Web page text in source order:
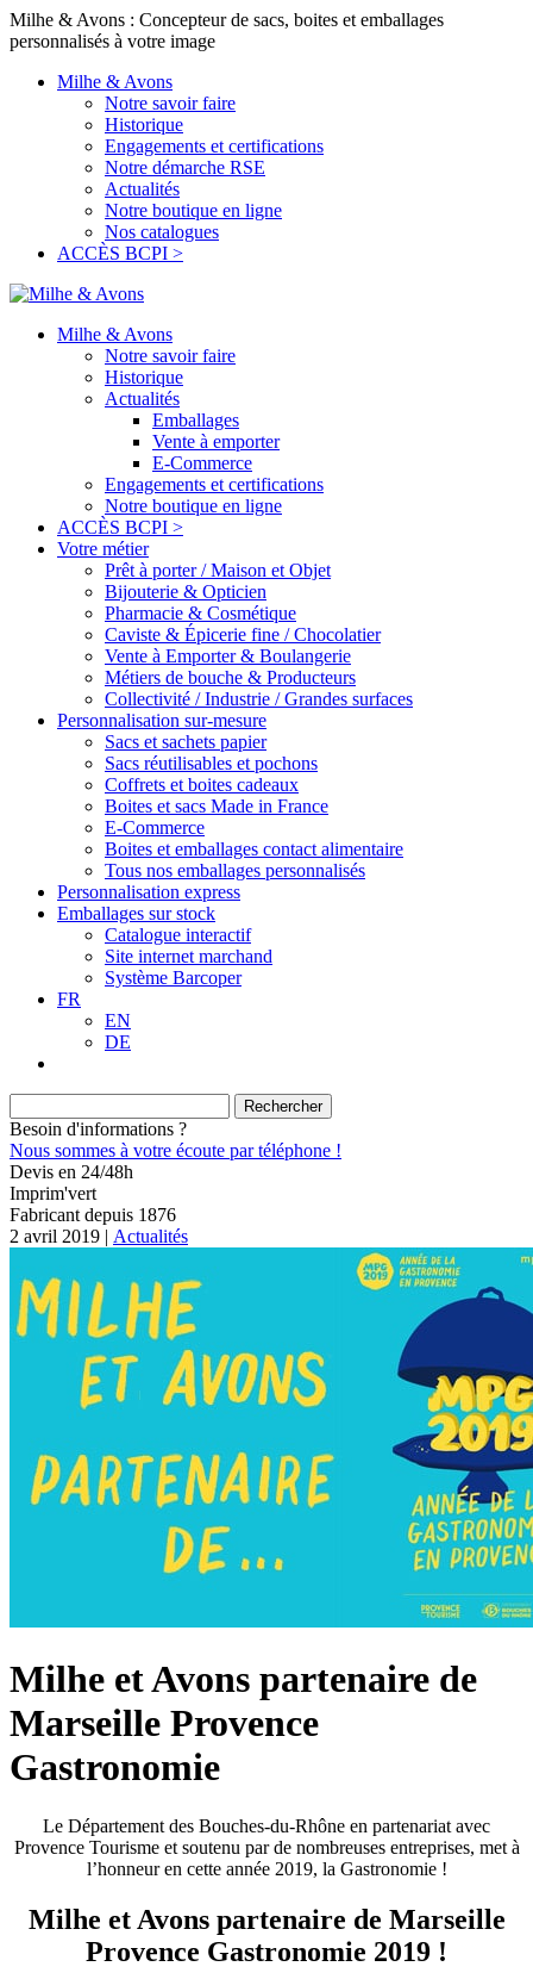
Milhe & Avons : Concepteur de sacs, boites et emballages
personnalisés à votre image
Milhe & Avons
Notre savoir faire
Historique
Engagements et certifications
Notre démarche RSE
Actualités
Notre boutique en ligne
Nos catalogues
ACCÈS BCPI >
Milhe & Avons
Notre savoir faire
Historique
Actualités
Emballages
Vente à emporter
E-Commerce
Engagements et certifications
Notre boutique en ligne
ACCÈS BCPI >
Votre métier
Prêt à porter / Maison et Objet
Bijouterie & Opticien
Pharmacie & Cosmétique
Caviste & Épicerie fine / Chocolatier
Vente à Emporter & Boulangerie
Métiers de bouche & Producteurs
Collectivité / Industrie / Grandes surfaces
Personnalisation sur-mesure
Sacs et sachets papier
Sacs réutilisables et pochons
Coffrets et boites cadeaux
Boites et sacs Made in France
E-Commerce
Boites et emballages contact alimentaire
Tous nos emballages personnalisés
Personnalisation express
Emballages sur stock
Catalogue interactif
Site internet marchand
Système Barcoper
FR
EN
DE
Besoin d'informations ?
Nous sommes à votre écoute par téléphone !
Devis en 24/48h
Imprim'vert
Fabricant depuis 1876
2 avril 2019 | Actualités
Milhe et Avons partenaire de
Marseille Provence
Gastronomie
Le Département des Bouches-du-Rhône en partenariat avec
Provence Tourisme et soutenu par de nombreuses entreprises, met à
l’honneur en cette année 2019, la Gastronomie !
Milhe et Avons partenaire de Marseille
Provence Gastronomie 2019 !